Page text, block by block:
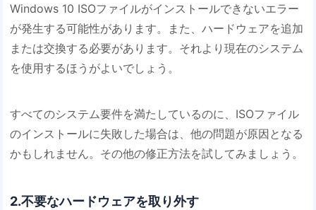
Windows 10 ISOファイルがインストールできないエラー
が発生する可能性があります。また、ハードウェアを追加
または交換する必要があります。それより現在のシステム
を使用するほうがよいでしょう。
すべてのシステム要件を満たしているのに、ISOファイル
のインストールに失敗した場合は、他の問題が原因となる
かもしれません。その他の修正方法を試してみましょう。
2.不要なハードウェアを取り外す